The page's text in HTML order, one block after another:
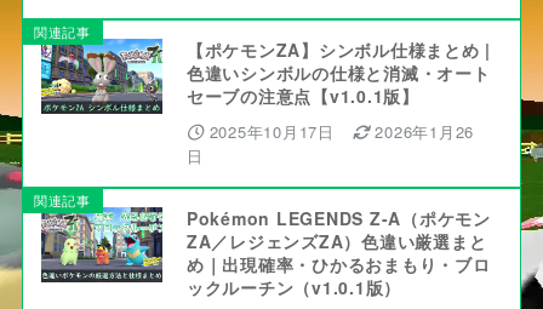
関連記事
【ポケモンZA】シンボル仕様まとめ |
色違いシンボルの仕様と消滅・オート
セーブの注意点【v1.0.1版】
2025年10月17日
2026年1月26
日
関連記事
Pokémon LEGENDS Z-A（ポケモン
ZA／レジェンズZA）色違い厳選まと
め｜出現確率・ひかるおまもり・ブロ
ックルーチン（v1.0.1版）